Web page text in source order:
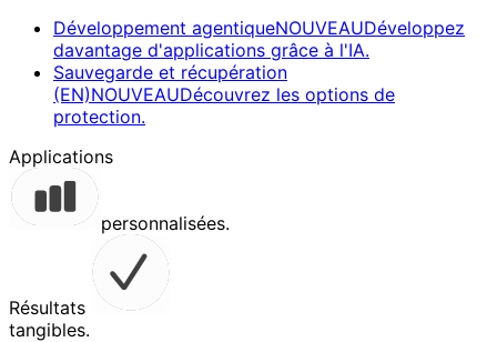
Développement agentiqueNOUVEAUDéveloppez
davantage d'applications grâce à l'IA.
Sauvegarde et récupération
(EN)NOUVEAUDécouvrez les options de
protection.
Applications
personnalisées.
Résultats
tangibles.